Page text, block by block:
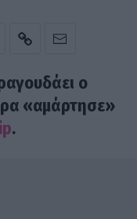
ο
«αμάρτησε»
.